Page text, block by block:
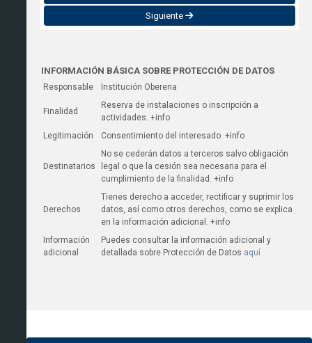
Siguiente
INFORMACIÓN BÁSICA SOBRE PROTECCIÓN DE DATOS
Responsable Institución Oberena
Finalidad
Reserva de instalaciones o inscripción a
actividades. +info
Legitimación
Consentimiento del interesado. +info
Destinatarios
No se cederán datos a terceros salvo obligación
legal o que la cesión sea necesaria para el
cumplimiento de la finalidad. +info
Derechos
Tienes derecho a acceder, rectificar y suprimir los
datos, así­ como otros derechos, como se explica
en la información adicional. +info
Información
adicional
Puedes consultar la información adicional y
detallada sobre Protección de Datos aquí